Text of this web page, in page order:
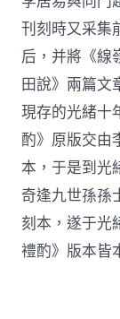
刊刻時又采集
后，并將《線
田說》兩篇文
現存的光緒十
酌》原版交由
本，于是到光
奇逢九世孫孫
刻本，遂于光
禮酌》版本皆